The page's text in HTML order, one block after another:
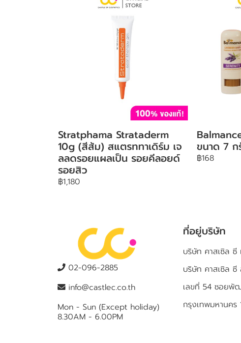
Stratphama Strataderm
10g (สีส้ม) สแตรททาเดิร์ม เจ
ลลดรอยแผลเป็น รอยคีลอยด์
รอยสิว
฿1,180
ขนาด 7 ก
฿168
02-096-2885
info@castlec.co.th
Mon - Sun (Except holiday)
8.30AM - 6.00PM
ที่อยู่บริษัท
บริษัท คาสเซิล ซี
บริษัท คาสเซิล ซี
เลขที่ 54 ซอยพั
กรุงเทพมหานคร